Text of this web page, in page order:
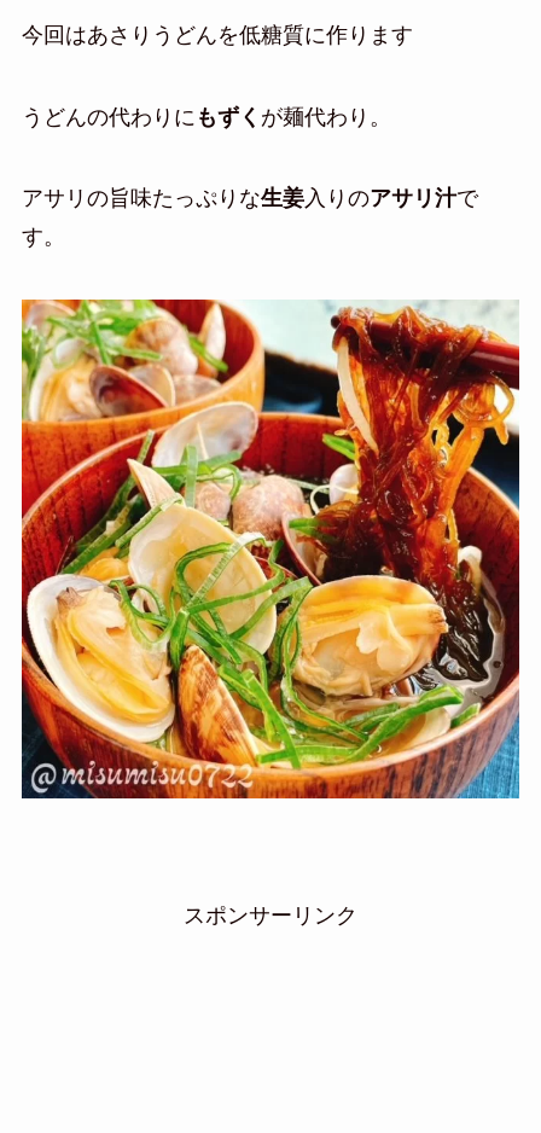
今回はあさりうどんを低糖質に作ります
うどんの代わりに もずく が麺代わり。
アサリの旨味たっぷりな生姜入りのアサリ汁で
す。
スポンサーリンク